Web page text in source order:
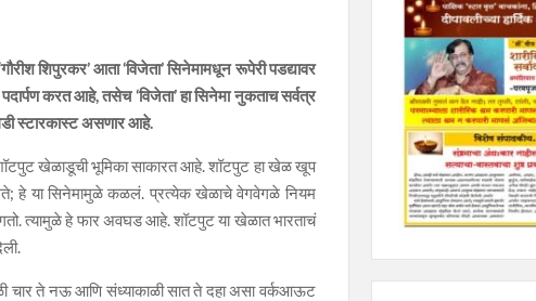
शिपुरकर’ आता ‘विजेता’ सिनेमामधून रूपेरी पडद्यावर
करत आहे, तसेच ‘विजेता’ हा सिनेमा नुकताच सर्वत्र
स्टारकास्ट असणार आहे.
शॉटपुट खेळाडूची भूमिका साकारत आहे. शॉटपुट हा खेळ खूप
हे या सिनेमामुळे कळलं. प्रत्येक खेळाचे वेगवेगळे नियम
त्यामुळे हे फार अवघड आहे. शॉटपुट या खेळात भारताचं
चार ते नऊ आणि संध्याकाळी सात ते दहा असा वर्कआऊट